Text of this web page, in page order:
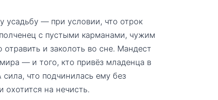
усадьбу — при условии, что отрок
с пустыми карманами, чужим
и заколоть во сне. Мандест
— и того, кто привёз младенца в
что подчинилась ему без
охотится на нечисть.